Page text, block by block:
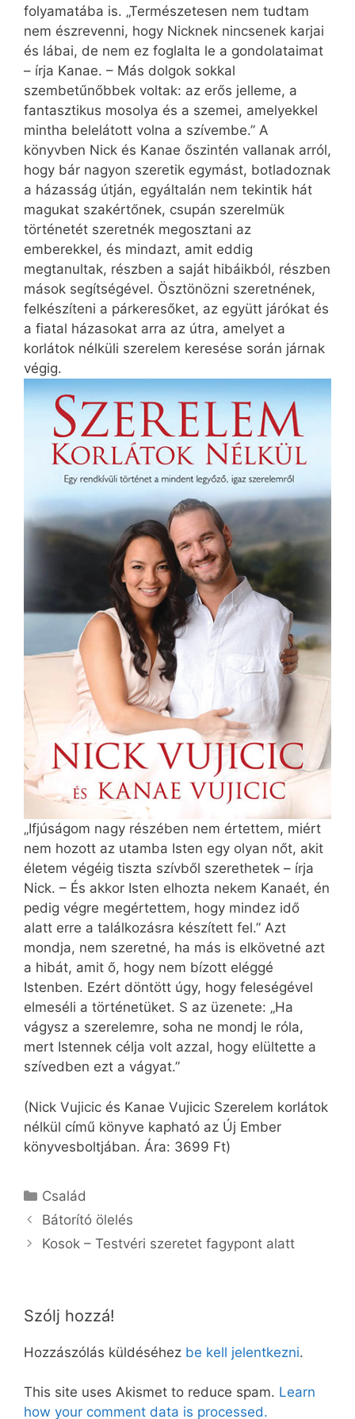
folyamatába is. „Természetesen nem tudtam
nem észrevenni, hogy Nicknek nincsenek karjai
és lábai, de nem ez foglalta le a gondolataimat
– írja Kanae. – Más dolgok sokkal
szembetűnőbbek voltak: az erős jelleme, a
fantasztikus mosolya és a szemei, amelyekkel
mintha belelátott volna a szívembe.” A
könyvben Nick és Kanae őszintén vallanak arról,
hogy bár nagyon szeretik egymást, botladoznak
a házasság útján, egyáltalán nem tekintik hát
magukat szakértőnek, csupán szerelmük
történetét szeretnék megosztani az
emberekkel, és mindazt, amit eddig
megtanultak, részben a saját hibáikból, részben
mások segítségével. Ösztönözni szeretnének,
felkészíteni a párkeresőket, az együtt járókat és
a fiatal házasokat arra az útra, amelyet a
korlátok nélküli szerelem keresése során járnak
végig.
„Ifjúságom nagy részében nem értettem, miért
nem hozott az utamba Isten egy olyan nőt, akit
életem végéig tiszta szívből szerethetek – írja
Nick. – És akkor Isten elhozta nekem Kanaét, én
pedig végre megértettem, hogy mindez idő
alatt erre a találkozásra készített fel.” Azt
mondja, nem szeretné, ha más is elkövetné azt
a hibát, amit ő, hogy nem bízott eléggé
Istenben. Ezért döntött úgy, hogy feleségével
elmeséli a történetüket. S az üzenete: „Ha
vágysz a szerelemre, soha ne mondj le róla,
mert Istennek célja volt azzal, hogy elültette a
szívedben ezt a vágyat.”
(Nick Vujicic és Kanae Vujicic Szerelem korlátok
nélkül című könyve kapható az Új Ember
könyvesboltjában. Ára: 3699 Ft)
Kategória
Család
Bátorító ölelés
Kosok – Testvéri szeretet fagypont alatt
Szólj hozzá!
Hozzászólás küldéséhez be kell jelentkezni.
This site uses Akismet to reduce spam. Learn
how your comment data is processed.